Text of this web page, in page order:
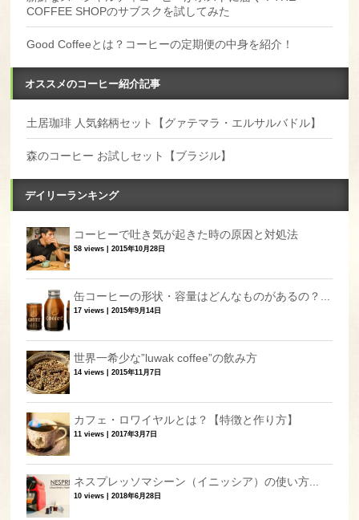
COFFEE SHOPのサブスクを試してみた
Good Coffeeとは？コーヒーの定期便の中身を紹介！
オススメのコーヒー紹介記事
土居珈琲 人気銘柄セット【グァテマラ・エルサルバドル】
森のコーヒー お試しセット【ブラジル】
デイリーランキング
コーヒーで吐き気が起きた時の原因と対処法
58 views |2015年10月28日
缶コーヒーの形状・容量はどんなものがあるの？...
17 views |2015年9月14日
世界一希少な”luwak coffee”の飲み方
14 views |2015年11月7日
カフェ・ロワイヤルとは？【特徴と作り方】
11 views |2017年3月7日
ネスプレッソマシーン（イニッシア）の使い方...
10 views |2018年6月28日